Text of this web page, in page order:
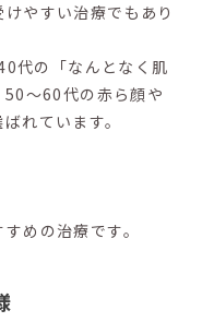
やすい治療でもあり
代の「なんとなく肌
〜60代の赤ら顔や
れています。
めの治療です。